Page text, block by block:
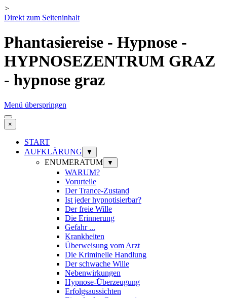
>
Direkt zum Seiteninhalt
Phantasiereise - Hypnose -
HYPNOSEZENTRUM GRAZ
- hypnose graz
Menü überspringen
×
START
AUFKLÄRUNG
▼
ENUMERATUM ▼
WARUM?
Vorurteile
Der Trance-Zustand
Ist jeder hypnotisierbar?
Der freie Wille
Die Erinnerung
Gefahr ...
Krankheiten
Überweisung vom Arzt
Die Kriminelle Handlung
Der schwache Wille
Nebenwirkungen
Hypnose-Überzeugung
Erfolgsaussichten